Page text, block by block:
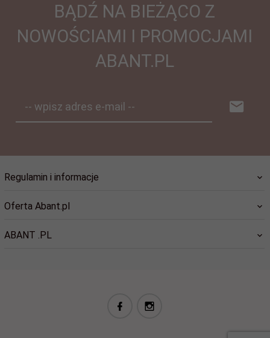
BĄDŹ NA BIEŻĄCO Z
NOWOŚCIAMI I PROMOCJAMI
ABANT.PL
-- wpisz adres e-mail --
Regulamin i informacje
Oferta Abant.pl
ABANT .PL